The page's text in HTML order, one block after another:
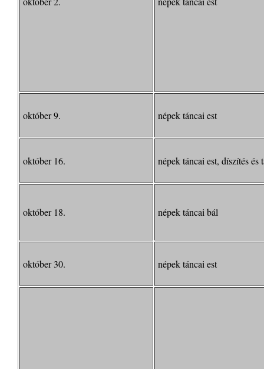
október 9. népek táncai est
október 16. népek táncai est, díszítés és
október 18. népek táncai bál
október 30. népek táncai est